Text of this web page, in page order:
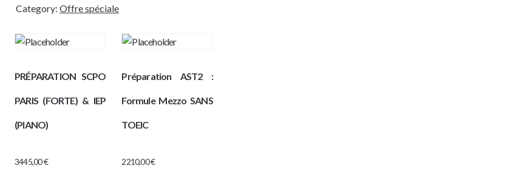
relecture
projet
Category: Offre spéciale
PRÉPARATION SCPO
PARIS (FORTE) & IEP
(PIANO)
3445,00€
Préparation AST2 :
Formule Mezzo SANS
TOEIC
2210,00€